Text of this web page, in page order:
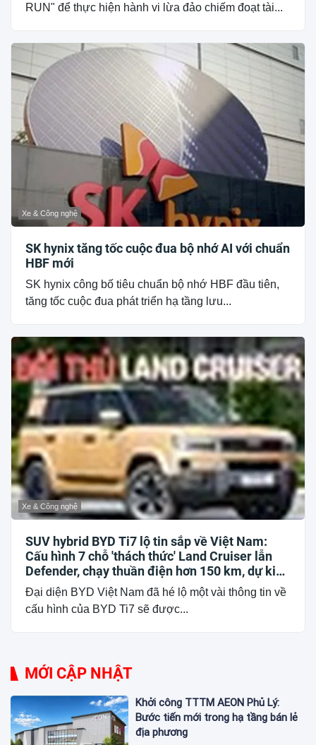
RUN" để thực hiện hành vi lừa đảo chiếm đoạt tài...
Xe & Công nghệ
SK hynix tăng tốc cuộc đua bộ nhớ AI với chuẩn
HBF mới
SK hynix công bố tiêu chuẩn bộ nhớ HBF đầu tiên,
tăng tốc cuộc đua phát triển hạ tầng lưu...
Xe & Công nghệ
SUV hybrid BYD Ti7 lộ tin sắp về Việt Nam:
Cấu hình 7 chỗ 'thách thức' Land Cruiser lẫn
Defender, chạy thuần điện hơn 150 km, dự kiến
mở bán trong quý III/2026
Đại diện BYD Việt Nam đã hé lộ một vài thông tin về
cấu hình của BYD Ti7 sẽ được...
MỚI CẬP NHẬT
Khởi công TTTM AEON Phủ Lý:
Bước tiến mới trong hạ tầng bán lẻ
địa phương